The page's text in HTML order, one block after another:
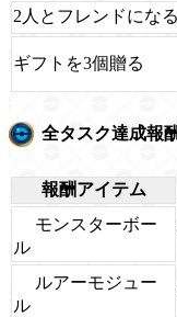
2人とフレンドになる
ギフトを3個贈る
全タスク達成報
報酬アイテム
モンスターボー
ル
ルアーモジュー
ル